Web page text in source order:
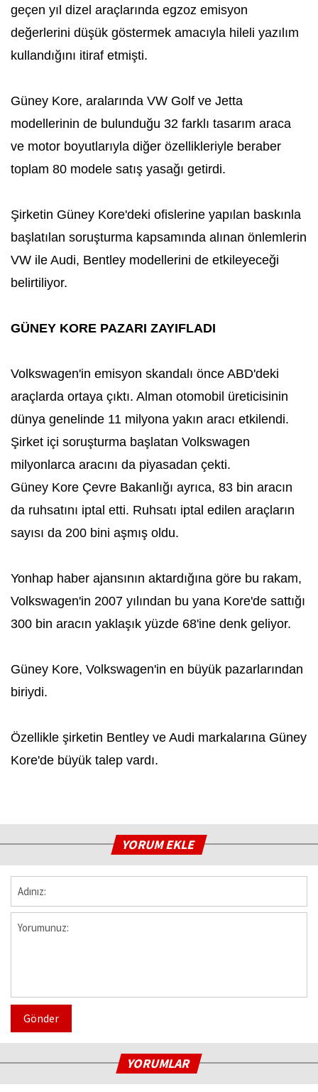
geçen yıl dizel araçlarında egzoz emisyon
değerlerini düşük göstermek amacıyla hileli yazılım
kullandığını itiraf etmişti.
Güney Kore, aralarında VW Golf ve Jetta
modellerinin de bulunduğu 32 farklı tasarım araca
ve motor boyutlarıyla diğer özellikleriyle beraber
toplam 80 modele satış yasağı getirdi.
Şirketin Güney Kore'deki ofislerine yapılan baskınla
başlatılan soruşturma kapsamında alınan önlemlerin
VW ile Audi, Bentley modellerini de etkileyeceği
belirtiliyor.
GÜNEY KORE PAZARI ZAYIFLADI
Volkswagen'in emisyon skandalı önce ABD'deki
araçlarda ortaya çıktı. Alman otomobil üreticisinin
dünya genelinde 11 milyona yakın aracı etkilendi.
Şirket içi soruşturma başlatan Volkswagen
milyonlarca aracını da piyasadan çekti.
Güney Kore Çevre Bakanlığı ayrıca, 83 bin aracın
da ruhsatını iptal etti. Ruhsatı iptal edilen araçların
sayısı da 200 bini aşmış oldu.
Yonhap haber ajansının aktardığına göre bu rakam,
Volkswagen'in 2007 yılından bu yana Kore'de sattığı
300 bin aracın yaklaşık yüzde 68'ine denk geliyor.
Güney Kore, Volkswagen'in en büyük pazarlarından
biriydi.
Özellikle şirketin Bentley ve Audi markalarına Güney
Kore'de büyük talep vardı.
YORUM EKLE
Gönder
YORUMLAR